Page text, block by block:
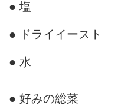
● 塩
● ドライイースト
● 水
● 好みの総菜